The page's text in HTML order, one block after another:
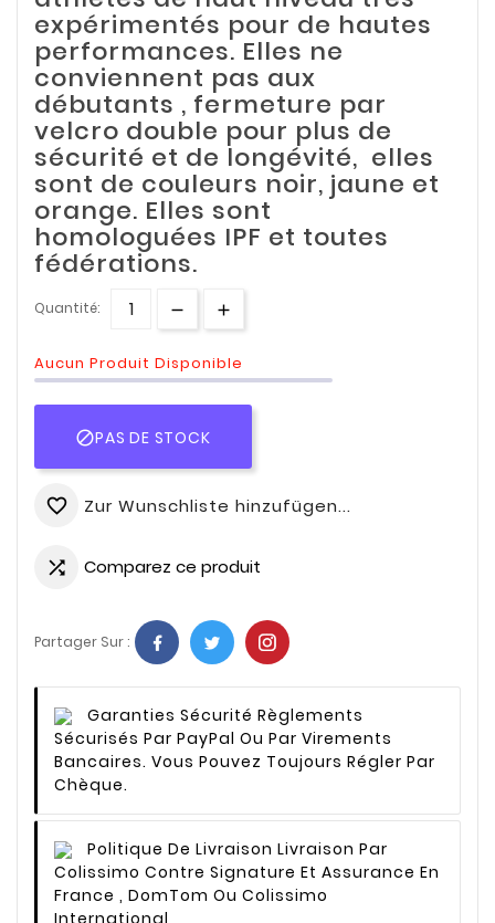
expérimentés pour de hautes
performances. Elles ne
conviennent pas aux
débutants , fermeture par
velcro double pour plus de
sécurité et de longévité, elles
sont de couleurs noir, jaune et
orange. Elles sont
homologuées IPF et toutes
fédérations.
Quantité:
Aucun Produit Disponible
PAS DE STOCK
favorite_border Zur Wunschliste hinzufügen...
 Comparez ce produit
Partager Sur :
Garanties Sécurité Règlements
Sécurisés Par PayPal Ou Par Virements
Bancaires. Vous Pouvez Toujours Régler Par
Chèque.
Politique De Livraison Livraison Par
Colissimo Contre Signature Et Assurance En
France , DomTom Ou Colissimo
International